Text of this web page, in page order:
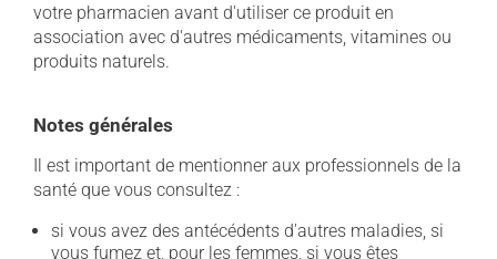
votre pharmacien avant d'utiliser ce produit en
association avec d'autres médicaments, vitamines ou
produits naturels.
Notes générales
Il est important de mentionner aux professionnels de la
santé que vous consultez :
si vous avez des antécédents d'autres maladies, si
vous fumez et, pour les femmes, si vous êtes